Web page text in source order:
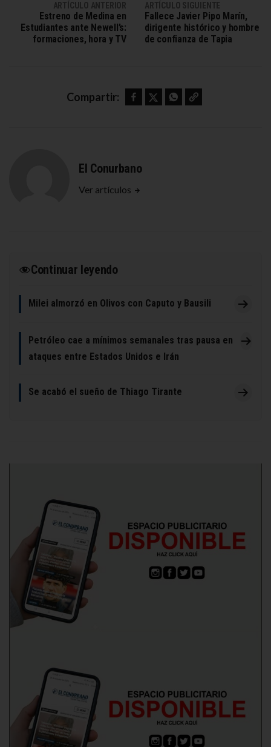
ARTÍCULO ANTERIOR
Estreno de Medina en
Estudiantes ante Newell’s:
formaciones, hora y TV
ARTÍCULO SIGUIENTE
Fallece Javier Pipo Marín,
dirigente histórico y hombre
de confianza de Tapia
Compartir: Facebook Twitter WhatsApp Copy link
El Conurbano
Ver artículos
Continuar leyendo
Milei almorzó en Olivos con Caputo y Bausili
Petróleo cae a mínimos semanales tras pausa en
ataques entre Estados Unidos e Irán
Se acabó el sueño de Thiago Tirante